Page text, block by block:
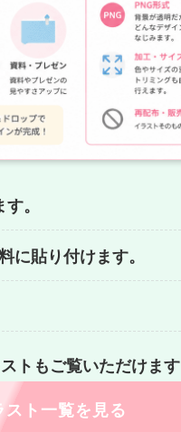
。
貼り付けます。
トもご覧いただけます
スト一覧を見る